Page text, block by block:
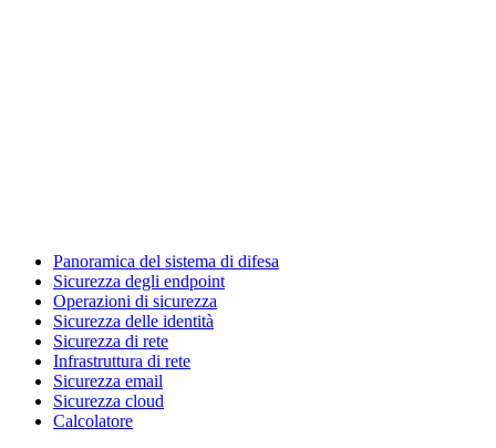
Panoramica del sistema di difesa
Sicurezza degli endpoint
Operazioni di sicurezza
Sicurezza delle identità
Sicurezza di rete
Infrastruttura di rete
Sicurezza email
Sicurezza cloud
Calcolatore